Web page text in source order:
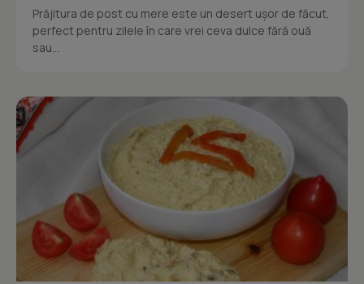
Prăjitura de post cu mere este un desert ușor de făcut,
perfect pentru zilele în care vrei ceva dulce fără ouă
sau...